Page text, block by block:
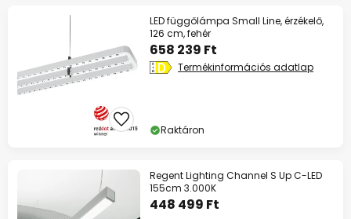
LED függőlámpa Small Line, érzékelő,
126 cm, fehér
658 239 Ft
Termékinformációs adatlap
Raktáron
Regent Lighting Channel S Up C-LED
155cm 3.000K
448 499 Ft